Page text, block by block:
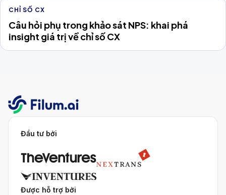
CHỈ SỐ CX
Câu hỏi phụ trong khảo sát NPS: khai phá
insight giá trị về chỉ số CX
Đầu tư bởi
Được hỗ trợ bởi